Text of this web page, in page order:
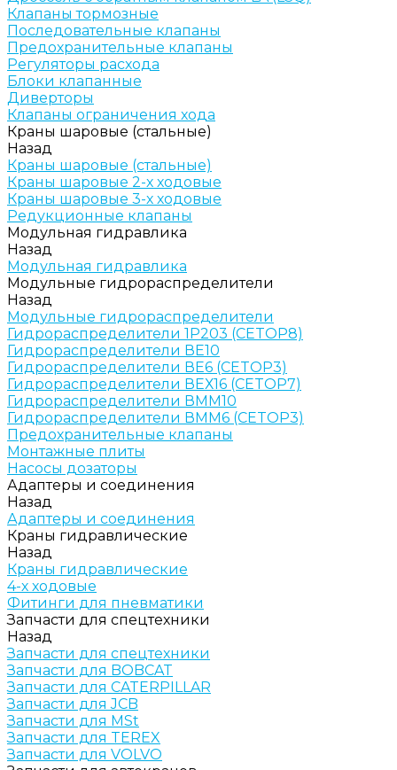
Клапаны тормозные
Последовательные клапаны
Предохранительные клапаны
Регуляторы расхода
Блоки клапанные
Диверторы
Клапаны ограничения хода
Краны шаровые (стальные)
Назад
Краны шаровые (стальные)
Краны шаровые 2-х ходовые
Краны шаровые 3-х ходовые
Редукционные клапаны
Модульная гидравлика
Назад
Модульная гидравлика
Модульные гидрораспределители
Назад
Модульные гидрораспределители
Гидрораспределители 1Р203 (CETOP8)
Гидрораспределители ВЕ10
Гидрораспределители ВЕ6 (CETOP3)
Гидрораспределители ВЕХ16 (CETOP7)
Гидрораспределители ВММ10
Гидрораспределители ВММ6 (CETOP3)
Предохранительные клапаны
Монтажные плиты
Насосы дозаторы
Адаптеры и соединения
Назад
Адаптеры и соединения
Краны гидравлические
Назад
Краны гидравлические
4-х ходовые
Фитинги для пневматики
Запчасти для спецтехники
Назад
Запчасти для спецтехники
Запчасти для BOBCAT
Запчасти для CATERPILLAR
Запчасти для JCB
Запчасти для MSt
Запчасти для TEREX
Запчасти для VOLVO